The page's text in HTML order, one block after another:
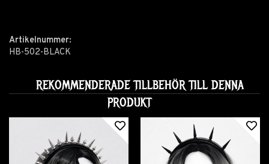
Artikelnummer:
HB-502-BLACK
REKOMMENDERADE TILLBEHÖR TILL DENNA
PRODUKT